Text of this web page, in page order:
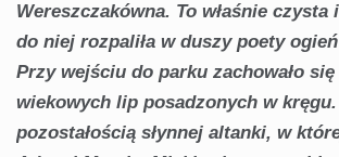
Wereszczakówna. To właśnie czysta
do niej rozpaliła w duszy poety
Przy wejściu do parku zachowało
wiekowych lip posadzonych w
pozostałością słynnej altanki, w